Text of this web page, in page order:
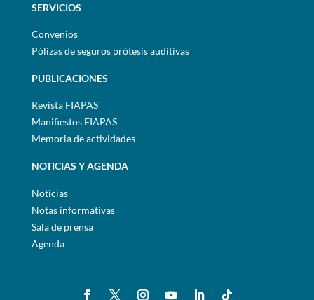
SERVICIOS
Convenios
Pólizas de seguros prótesis auditivas
PUBLICACIONES
Revista FIAPAS
Manifiestos FIAPAS
Memoria de actividades
NOTICIAS Y AGENDA
Noticias
Notas informativas
Sala de prensa
Agenda